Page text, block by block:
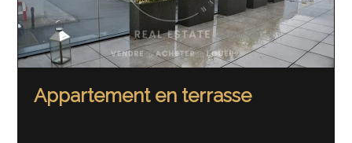
Appartement en terrasse